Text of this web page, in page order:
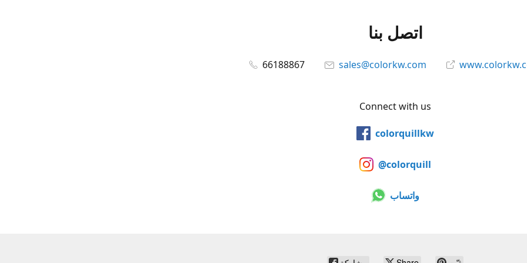
اتصل بنا
66188867 sales@colorkw.com
Connect with us
colorquillkw
@colorquill
واتساب